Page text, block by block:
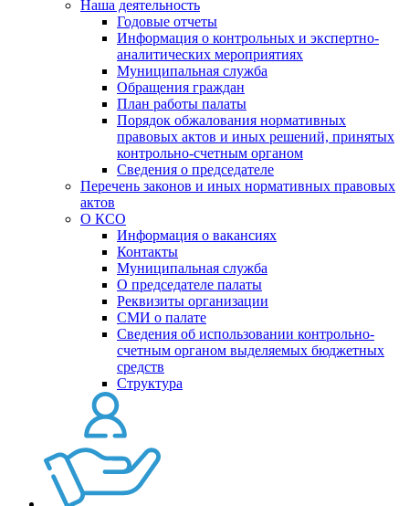
Наша деятельность
Годовые отчеты
Информация о контрольных и экспертно-
аналитических мероприятиях
Муниципальная служба
Обращения граждан
План работы палаты
Порядок обжалования нормативных
правовых актов и иных решений, принятых
контрольно-счетным органом
Сведения о председателе
Перечень законов и иных нормативных правовых
актов
О КСО
Информация о вакансиях
Контакты
Муниципальная служба
О председателе палаты
Реквизиты организации
СМИ о палате
Сведения об использовании контрольно-
счетным органом выделяемых бюджетных
средств
Структура